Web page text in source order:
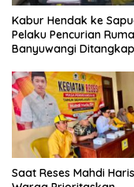
Kabur Hendak ke
Pelaku Pencurian
Banyuwangi
Saat Reses Mahdi